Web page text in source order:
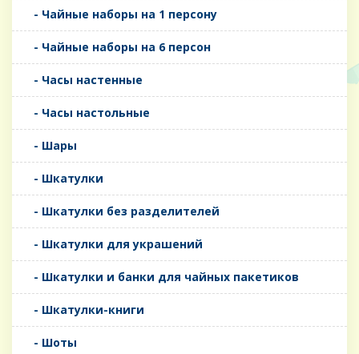
- Чайные наборы на 1 персону
- Чайные наборы на 6 персон
- Часы настенные
- Часы настольные
- Шары
- Шкатулки
- Шкатулки без разделителей
- Шкатулки для украшений
- Шкатулки и банки для чайных пакетиков
- Шкатулки-книги
- Шоты